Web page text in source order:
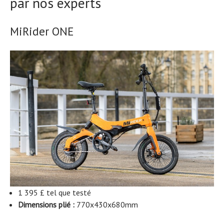
MiRider ONE
1 395 £ tel que testé
Dimensions plié : 770x430x680mm